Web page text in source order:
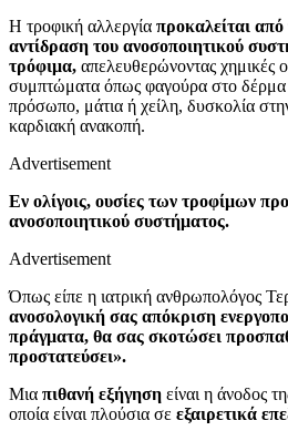
Η τροφική αλλεργία προκαλείται
αντίδραση του ανοσοποιητικού
τρόφιμα, απελευθερώνοντας χημικές
συμπτώματα όπως φαγούρα στο
πρόσωπο, μάτια ή χείλη, δυσκολία
καρδιακή ανακοπή.
Advertisement
Εν ολίγοις, ουσίες των τροφίμων
ανοσοποιητικού συστήματος.
Advertisement
Όπως είπε η ιατρική ανθρωπολόγος
ανοσολογική σας απόκριση
πράγματα, θα σας σκοτώσει
προστατεύσει».
Μια πιθανή εξήγηση είναι η άνοδος
οποία είναι πλούσια σε εξαιρετικά